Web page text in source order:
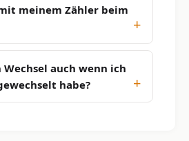
meinem Zähler beim
auch wenn ich
habe?